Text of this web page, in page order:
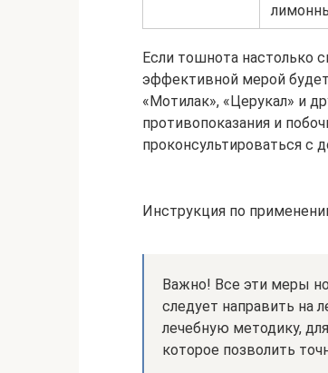
Если тошнота настолько
эффективной мерой
«Мотилак», «Церукал» и
противопоказания и
проконсультироваться с
Инструкция по
Важно! Все эти меры
следует направить на
лечебную методику,
которое позволить